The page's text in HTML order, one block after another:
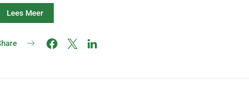
Lees Meer